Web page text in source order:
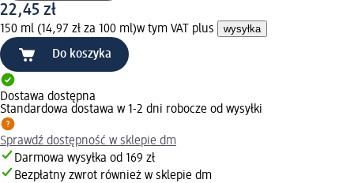
22,45 zł
150 ml (14,97 zł za 100 ml)w tym VAT plus wysyłka
Do koszyka
Dostawa dostępna
Standardowa dostawa w 1-2 dni robocze od wysyłki
Sprawdź dostępność w sklepie dm
Darmowa wysyłka od 169 zł
Bezpłatny zwrot również w sklepie dm